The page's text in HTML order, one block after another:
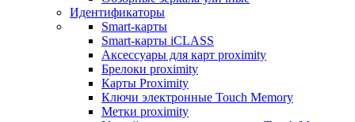
Идентификаторы
Smart-карты
Smart-карты iCLASS
Аксессуары для карт proximitу
Брелоки proximity
Карты Proximity
Ключи электронные Touch Memory
Метки proximity